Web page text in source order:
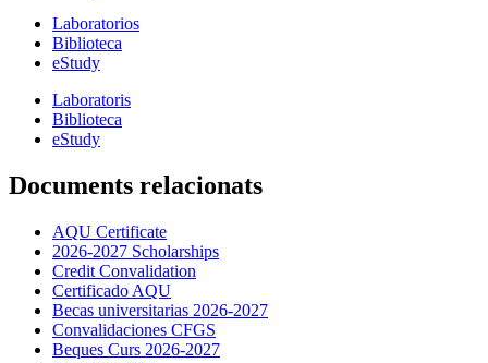
Laboratorios
Biblioteca
eStudy
Laboratoris
Biblioteca
eStudy
Documents relacionats
AQU Certificate
2026-2027 Scholarships
Credit Convalidation
Certificado AQU
Becas universitarias 2026-2027
Convalidaciones CFGS
Beques Curs 2026-2027